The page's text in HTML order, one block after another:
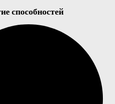
способностей